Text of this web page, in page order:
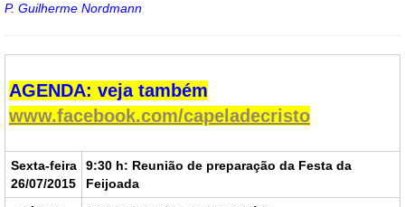
P. Guilherme Nordmann
AGENDA: veja também
www.facebook.com/capeladecristo
Sexta-feira
26/07/2015
9:30 h: Reunião de preparação da Festa da
Feijoada